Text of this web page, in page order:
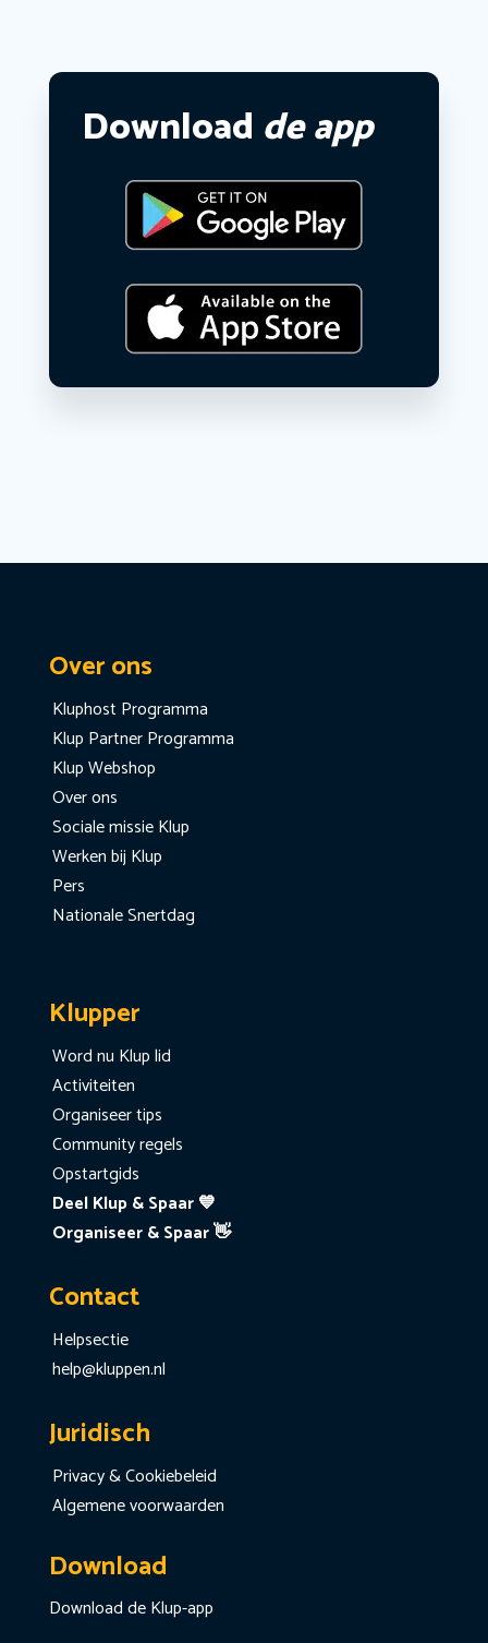
Download de app
Over ons
Kluphost Programma
Klup Partner Programma
Klup Webshop
Over ons
Sociale missie Klup
Werken bij Klup
Pers
Nationale Snertdag
Klupper
Word nu Klup lid
Activiteiten
Organiseer tips
Community regels
Opstartgids
Deel Klup & Spaar 💙
Organiseer & Spaar 👋
Contact
Helpsectie
help@kluppen.nl
Juridisch
Privacy & Cookiebeleid
Algemene voorwaarden
Download
Download de Klup-app